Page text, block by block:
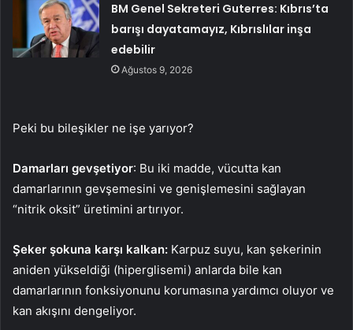
BM Genel Sekreteri Guterres: Kıbrıs’ta
barışı dayatamayız, Kıbrıslılar inşa
edebilir
Ağustos 9, 2026
Peki bu bileşikler ne işe yarıyor?
Damarları gevşetiyor: Bu iki madde, vücutta kan
damarlarının gevşemesini ve genişlemesini sağlayan
“nitrik oksit” üretimini artırıyor.
Şeker şokuna karşı kalkan: Karpuz suyu, kan şekerinin
aniden yükseldiği (hiperglisemi) anlarda bile kan
damarlarının fonksiyonunu korumasına yardımcı oluyor ve
kan akışını dengeliyor.